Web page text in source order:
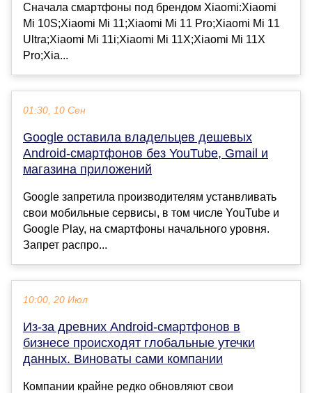
Сначала смартфоны под брендом Xiaomi:Xiaomi
Mi 10S;Xiaomi Mi 11;Xiaomi Mi 11 Pro;Xiaomi Mi 11
Ultra;Xiaomi Mi 11i;Xiaomi Mi 11X;Xiaomi Mi 11X
Pro;Xia...
01:30, 10 Сен
Google оставила владельцев дешевых
Android-смартфонов без YouTube, Gmail и
магазина приложений
Google запретила производителям устанвливать
свои мобильные сервисы, в том числе YouTube и
Google Play, на смартфоны начального уровня.
Запрет распро...
10:00, 20 Июл
Из-за древних Android-смартфонов в
бизнесе происходят глобальные утечки
данных. Виноваты сами компании
Компании крайне редко обновляют свои